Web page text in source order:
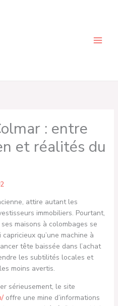
: entre
et réalités du
attire autant les
immobiliers. Pourtant,
maisons à colombages se
qu’une machine à
tête baissée dans l’achat
les subtilités locales et
moins avertis.
sérieusement, le site
offre une mine d’informations